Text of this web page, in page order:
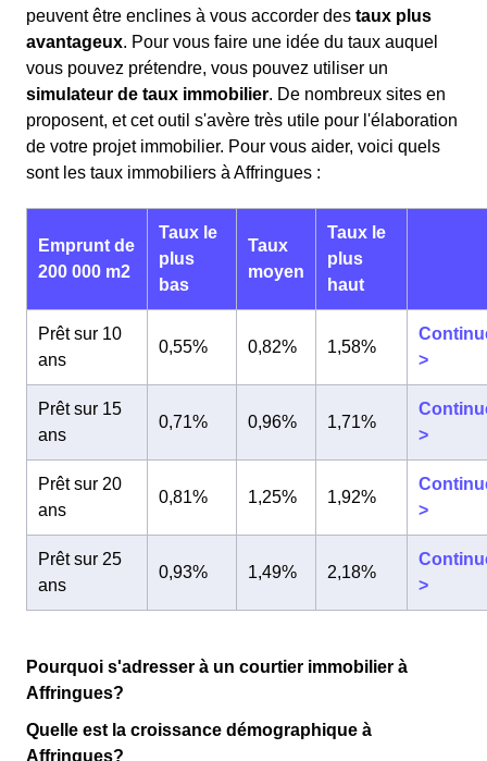
peuvent être enclines à vous accorder des taux plus
avantageux. Pour vous faire une idée du taux auquel
vous pouvez prétendre, vous pouvez utiliser un
simulateur de taux immobilier. De nombreux sites en
proposent, et cet outil s'avère très utile pour l'élaboration
de votre projet immobilier. Pour vous aider, voici quels
sont les taux immobiliers à Affringues :
Emprunt de
200 000 m2
Taux le
plus
bas
Taux
moyen
Taux le
plus
haut
Prêt sur 10
ans
0,55% 0,82% 1,58%
>
Prêt sur 15
ans
0,71% 0,96% 1,71%
>
Prêt sur 20
ans
0,81% 1,25% 1,92%
>
Prêt sur 25
ans
0,93% 1,49% 2,18%
>
Pourquoi s'adresser à un courtier immobilier à
Affringues?
Quelle est la croissance démographique à
Affringues?